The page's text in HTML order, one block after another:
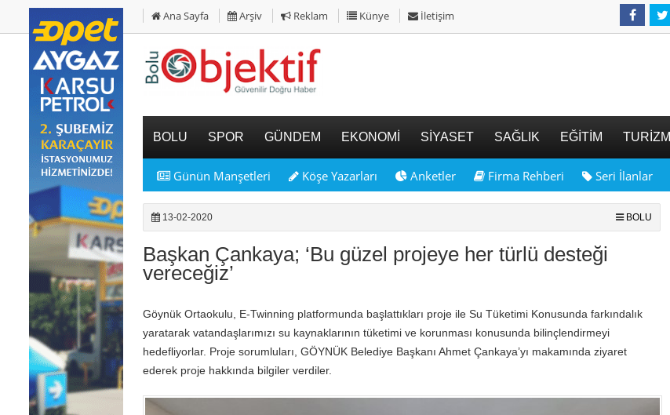
Ana Sayfa Arşiv Reklam Künye İletişim
BOLU SPOR GÜNDEM EKONOMİ SİYASET SAĞLIK EĞİTİM TURİZM
Günün Manşetleri Köşe Yazarları Anketler Firma Rehberi Seri İlanlar
13-02-2020 BOLU
Başkan Çankaya; ‘Bu güzel projeye her türlü desteği
vereceğiz’
Göynük Ortaokulu, E-Twinning platformunda başlattıkları proje ile Su Tüketimi Konusunda farkındalık
yaratarak vatandaşlarımızı su kaynaklarının tüketimi ve korunması konusunda bilinçlendirmeyi
hedefliyorlar. Proje sorumluları, GÖYNÜK Belediye Başkanı Ahmet Çankaya’yı makamında ziyaret
ederek proje hakkında bilgiler verdiler.